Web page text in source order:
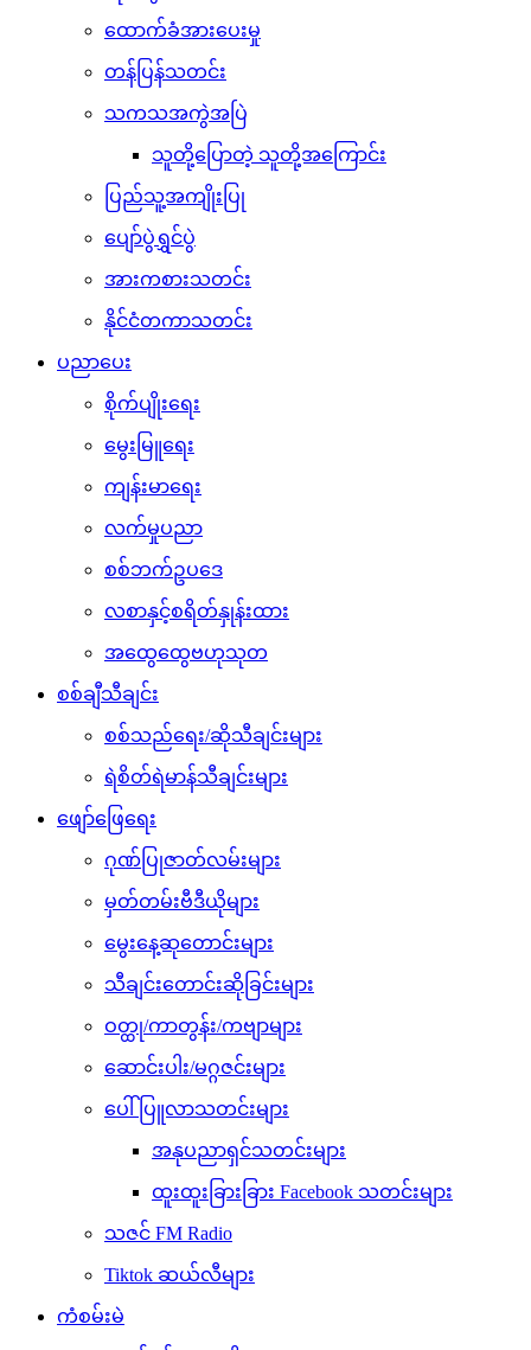
ထောက်ခံအားပေးမှု
တန်ပြန်သတင်း
သကသအကွဲအပြဲ
သူတို့ပြောတဲ့ သူတို့အကြောင်း
ပြည်သူ့အကျိုးပြု
ပျော်ပွဲရွှင်ပွဲ
အားကစားသတင်း
နိုင်ငံတကာသတင်း
ပညာပေး
စိုက်ပျိုးရေး
မွေးမြူရေး
ကျန်းမာရေး
လက်မှုပညာ
စစ်ဘက်ဥပဒေ
လစာနှင့်စရိတ်နှုန်းထား
အထွေထွေဗဟုသုတ
စစ်ချီသီချင်း
စစ်သည်ရေး/ဆိုသီချင်းများ
ရဲစိတ်ရဲမာန်သီချင်းများ
ဖျော်ဖြေရေး
ဂုဏ်ပြုဇာတ်လမ်းများ
မှတ်တမ်းဗီဒီယိုများ
မွေးနေ့ဆုတောင်းများ
သီချင်းတောင်းဆိုခြင်းများ
ဝတ္ထု/ကာတွန်း/ကဗျာများ
ဆောင်းပါး/မဂ္ဂဇင်းများ
ပေါ်ပြူလာသတင်းများ
အနုပညာရှင်သတင်းများ
ထူးထူးခြားခြား Facebook သတင်းများ
သဇင် FM Radio
Tiktok ဆယ်လီများ
ကံစမ်းမဲ